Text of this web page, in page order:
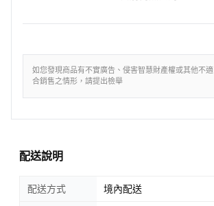
如您發現商品有不實廣告、侵害智慧財產權或其他不適
合銷售之情形，請提出檢舉
配送說明
配送方式 境內配送